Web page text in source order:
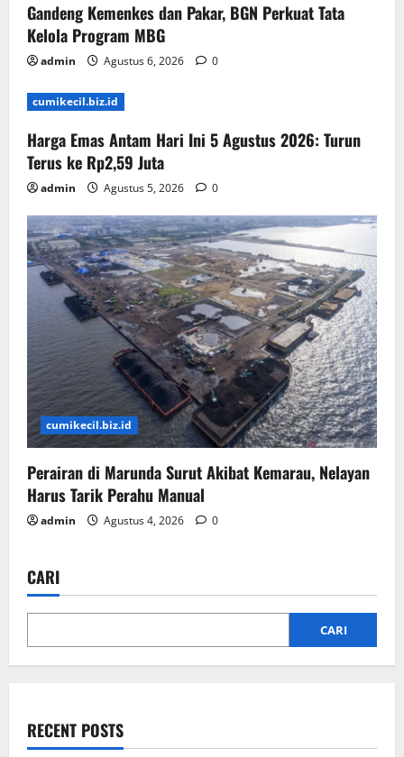
Gandeng Kemenkes dan Pakar, BGN Perkuat Tata
Kelola Program MBG
admin Agustus 6, 2026 0
cumikecil.biz.id
Harga Emas Antam Hari Ini 5 Agustus 2026: Turun
Terus ke Rp2,59 Juta
admin Agustus 5, 2026 0
cumikecil.biz.id
Perairan di Marunda Surut Akibat Kemarau, Nelayan
Harus Tarik Perahu Manual
admin Agustus 4, 2026 0
CARI
CARI
RECENT POSTS